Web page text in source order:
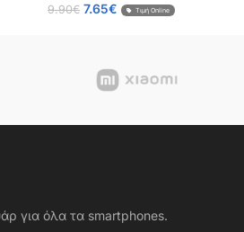
Κάλυψη 100%, OEM, 0.26mm
9.90€ 7.65€ Τιμή Online
για όλα τα smartphones.